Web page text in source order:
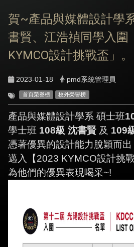
賀~產品與媒體設計學
書賢、江浩禎同學入圍
KYMCO設計挑戰盃」。
2023-01-18 pmd系統管理員
首頁榮譽榜 校外榮譽榜
產品與媒體設計學系 碩士班
學士班 108級 沈書賢 及 109
憑著優異的設計能力脫穎而
邁入【2023 KYMCO設計挑
為他們的優異表現喝采~!